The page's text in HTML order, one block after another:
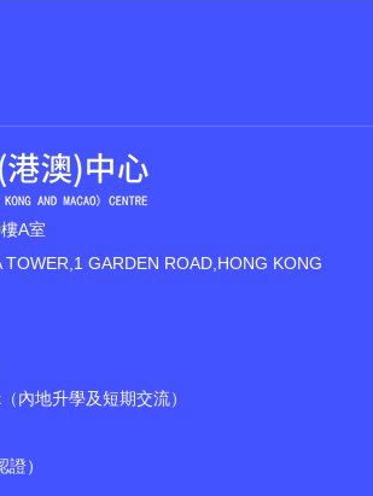
A室
GARDEN ROAD,HONG KONG
（內地升學及短期交流）
證）